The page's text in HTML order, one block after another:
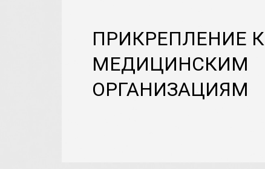
ПРИКРЕПЛЕНИЕ К
МЕДИЦИНСКИМ
ОРГАНИЗАЦИЯМ